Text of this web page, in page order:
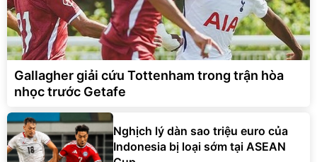
Gallagher giải cứu Tottenham trong trận hòa
nhọc trước Getafe
Nghịch lý dàn sao triệu euro của
Indonesia bị loại sớm tại ASEAN